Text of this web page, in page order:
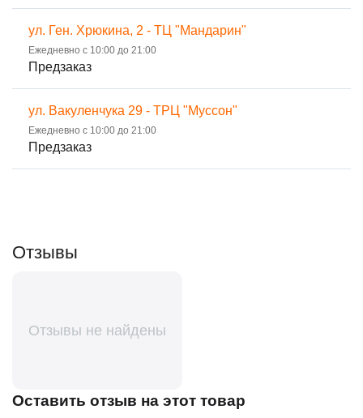
ул. Ген. Хрюкина, 2 - ТЦ "Мандарин"
Ежедневно с 10:00 до 21:00
Предзаказ
ул. Вакуленчука 29 - ТРЦ "Муссон"
Ежедневно с 10:00 до 21:00
Предзаказ
Отзывы
Отзывы не найдены
Оставить отзыв на этот товар